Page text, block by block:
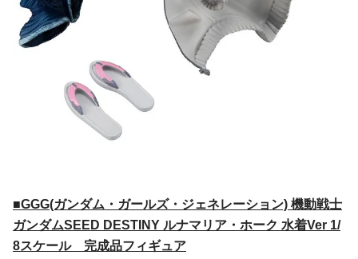
■GGG(ガンダム・ガールズ・ジェネレーション) 機動戦士
ガンダムSEED DESTINY ルナマリア・ホーク 水着Ver 1/
8スケール 完成品フィギュア